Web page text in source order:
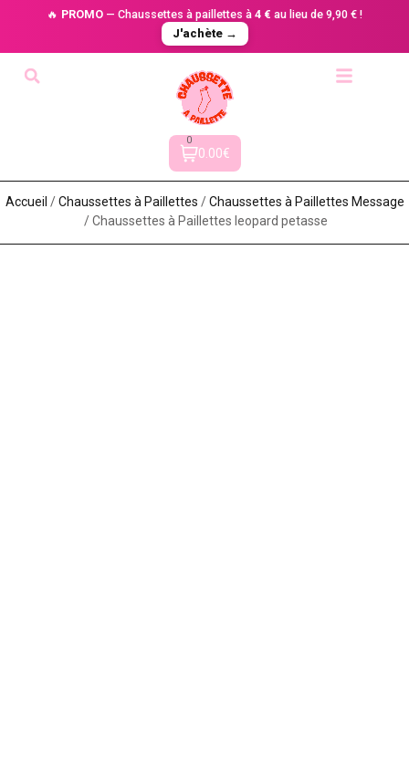
🔥 PROMO — Chaussettes à paillettes à 4 € au lieu de 9,90 € !
J'achète →
0
0.00€
Accueil /Chaussettes à Paillette​s /Chaussettes à Paillettes Message​
/ Chaussettes à Paillettes leopard petasse